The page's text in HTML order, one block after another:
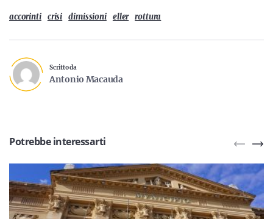
accorinti crisi dimissioni eller rottura
Scritto da
Antonio Macauda
Potrebbe interessarti